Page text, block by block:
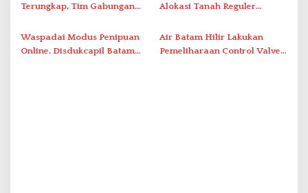
Terungkap, Tim Gabungan
Simpang Dam
Alokasi Tanah Reguler
Waspadai Modus Penipuan
Online, Disdukcapil Batam
Air Batam Hilir Lakukan
Pemeliharaan Control Valve,